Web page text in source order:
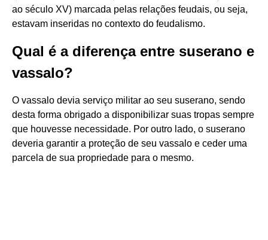
ao século XV) marcada pelas relações feudais, ou seja,
estavam inseridas no contexto do feudalismo.
Qual é a diferença entre suserano e
vassalo?
O vassalo devia serviço militar ao seu suserano, sendo
desta forma obrigado a disponibilizar suas tropas sempre
que houvesse necessidade. Por outro lado, o suserano
deveria garantir a proteção de seu vassalo e ceder uma
parcela de sua propriedade para o mesmo.